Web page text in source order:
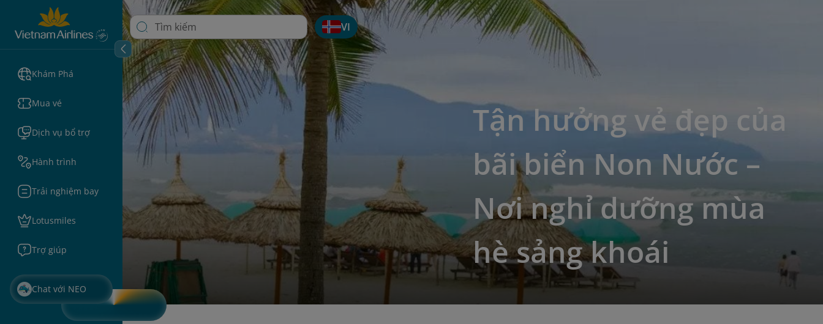
Khám Phá
Mua vé
Dịch vụ bổ trợ
Hành trình
Trải nghiệm bay
Lotusmiles
Trợ giúp
Chat với NEO
VI
Tận hưởng vẻ đẹp của
bãi biển Non Nước –
Nơi nghỉ dưỡng mùa
hè sảng khoái